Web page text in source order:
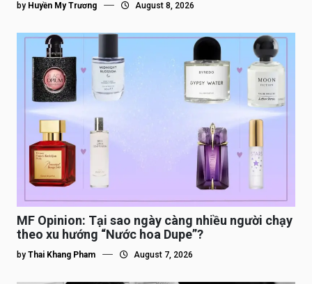
by Huyền My Trương August 8, 2026
MF Opinion: Tại sao ngày càng nhiều người chạy
theo xu hướng “Nước hoa Dupe”?
by Thai Khang Pham August 7, 2026